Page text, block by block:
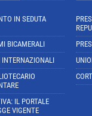
IN SEDUTA
BICAMERALI
INTERNAZIONALI
IL PORTALE
VIGENTE